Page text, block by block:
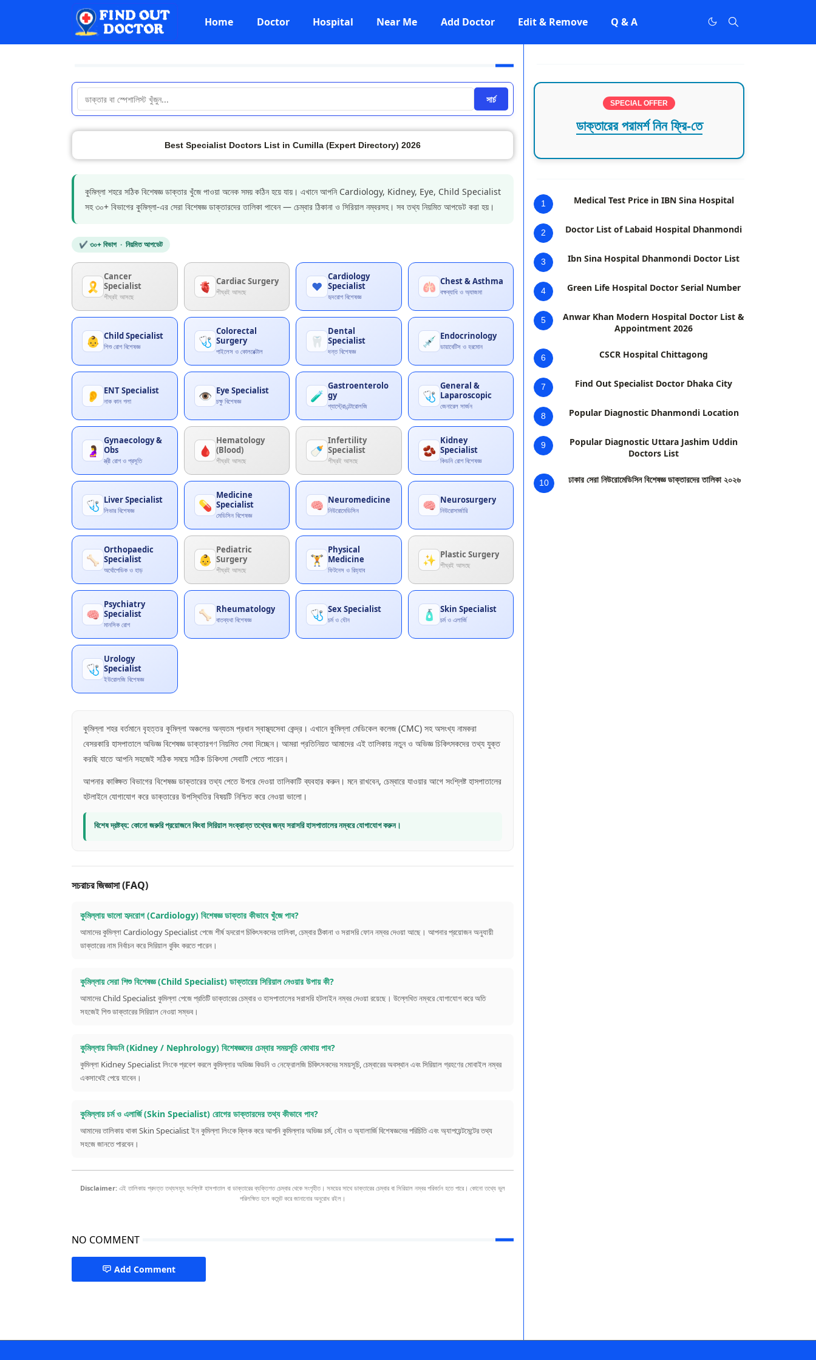
Home Doctor Hospital Near Me Add Doctor Edit & Remove Q & A
সার্চ
Best Specialist Doctors List in Cumilla (Expert Directory) 2026
কুমিল্লা শহরে সঠিক বিশেষজ্ঞ ডাক্তার খুঁজে পাওয়া অনেক সময় কঠিন হয়ে যায়। এখানে আপনি Cardiology, Kidney, Eye, Child Specialist
সহ ৩০+ বিভাগের কুমিল্লা-এর সেরা বিশেষজ্ঞ ডাক্তারদের তালিকা পাবেন — চেম্বার ঠিকানা ও সিরিয়াল নম্বরসহ। সব তথ্য নিয়মিত আপডেট করা হয়।
✔ ৩০+ বিভাগ · নিয়মিত আপডেট
🎗️
Cancer
Specialist
শীঘ্রই আসছে
🫀 Cardiac Surgery
শীঘ্রই আসছে ❤️
Cardiology
Specialist
হৃদরোগ বিশেষজ্ঞ
🫁 Chest & Asthma
বক্ষব্যাধি ও অ্যাজমা
👶 Child Specialist
শিশু রোগ বিশেষজ্ঞ 🩺
Colorectal
Surgery
পাইলেস ও কোলরেক্টাল
🦷
Dental
Specialist
দন্ত বিশেষজ্ঞ
💉 Endocrinology
ডায়াবেটিস ও হরমোন
👂 ENT Specialist
নাক কান গলা 👁️ Eye Specialist
চক্ষু বিশেষজ্ঞ 🧪
Gastroenterolo
gy
গ্যাস্ট্রোএন্টারোলজি
🩺
General &
Laparoscopic
জেনারেল সার্জন
🤰
Gynaecology &
Obs
স্ত্রী রোগ ও প্রসূতি
🩸
Hematology
(Blood)
শীঘ্রই আসছে
🍼
Infertility
Specialist
শীঘ্রই আসছে
🫘
Kidney
Specialist
কিডনি রোগ বিশেষজ্ঞ
🩺 Liver Specialist
লিভার বিশেষজ্ঞ 💊
Medicine
Specialist
মেডিসিন বিশেষজ্ঞ
🧠 Neuromedicine
নিউরোমেডিসিন 🧠 Neurosurgery
নিউরোসার্জারি
🦴
Orthopaedic
Specialist
অর্থোপেডিক ও হাড়
👶
Pediatric
Surgery
শীঘ্রই আসছে
🏋️
Physical
Medicine
ফিটনেস ও রিহ্যাব
✨ Plastic Surgery
শীঘ্রই আসছে
🧠
Psychiatry
Specialist
মানসিক রোগ
🦴 Rheumatology
বাতব্যথা বিশেষজ্ঞ 🩺 Sex Specialist
চর্ম ও যৌন 🧴 Skin Specialist
চর্ম ও এলার্জি
🩺
Urology
Specialist
ইউরোলজি বিশেষজ্ঞ
কুমিল্লা শহর বর্তমানে বৃহত্তর কুমিল্লা অঞ্চলের অন্যতম প্রধান স্বাস্থ্যসেবা কেন্দ্র। এখানে কুমিল্লা মেডিকেল কলেজ (CMC) সহ অসংখ্য নামকরা
বেসরকারি হাসপাতালে অভিজ্ঞ বিশেষজ্ঞ ডাক্তারগণ নিয়মিত সেবা দিচ্ছেন। আমরা প্রতিনিয়ত আমাদের এই তালিকায় নতুন ও অভিজ্ঞ চিকিৎসকদের তথ্য যুক্ত
করছি যাতে আপনি সহজেই সঠিক সময়ে সঠিক চিকিৎসা সেবাটি পেতে পারেন।
আপনার কাঙ্ক্ষিত বিভাগের বিশেষজ্ঞ ডাক্তারের তথ্য পেতে উপরে দেওয়া তালিকাটি ব্যবহার করুন। মনে রাখবেন, চেম্বারে যাওয়ার আগে সংশ্লিষ্ট হাসপাতালের
হটলাইনে যোগাযোগ করে ডাক্তারের উপস্থিতির বিষয়টি নিশ্চিত করে নেওয়া ভালো।
বিশেষ দ্রষ্টব্য: কোনো জরুরি প্রয়োজনে কিংবা সিরিয়াল সংক্রান্ত তথ্যের জন্য সরাসরি হাসপাতালের নম্বরে যোগাযোগ করুন।
সচরাচর জিজ্ঞাসা (FAQ)
কুমিল্লায় ভালো হৃদরোগ (Cardiology) বিশেষজ্ঞ ডাক্তার কীভাবে খুঁজে পাব?
আমাদের কুমিল্লা Cardiology Specialist পেজে শীর্ষ হৃদরোগ চিকিৎসকদের তালিকা, চেম্বার ঠিকানা ও সরাসরি ফোন নম্বর দেওয়া আছে। আপনার প্রয়োজন অনুযায়ী
ডাক্তারের নাম নির্বাচন করে সিরিয়াল বুকিং করতে পারেন।
কুমিল্লায় সেরা শিশু বিশেষজ্ঞ (Child Specialist) ডাক্তারের সিরিয়াল নেওয়ার উপায় কী?
আমাদের Child Specialist কুমিল্লা পেজে প্রতিটি ডাক্তারের চেম্বার ও হাসপাতালের সরাসরি হটলাইন নম্বর দেওয়া রয়েছে। উল্লেখিত নম্বরে যোগাযোগ করে অতি
সহজেই শিশু ডাক্তারের সিরিয়াল নেওয়া সম্ভব।
কুমিল্লায় কিডনি (Kidney / Nephrology) বিশেষজ্ঞদের চেম্বার সময়সূচি কোথায় পাব?
কুমিল্লা Kidney Specialist লিংকে প্রবেশ করলে কুমিল্লার অভিজ্ঞ কিডনি ও নেফ্রোলজি চিকিৎসকদের সময়সূচি, চেম্বারের অবস্থান এবং সিরিয়াল গ্রহণের মোবাইল নম্বর
একসাথেই পেয়ে যাবেন।
কুমিল্লায় চর্ম ও এলার্জি (Skin Specialist) রোগের ডাক্তারদের তথ্য কীভাবে পাব?
আমাদের তালিকায় থাকা Skin Specialist ইন কুমিল্লা লিংকে ক্লিক করে আপনি কুমিল্লার অভিজ্ঞ চর্ম, যৌন ও অ্যালার্জি বিশেষজ্ঞদের পরিচিতি এবং অ্যাপয়েন্টমেন্টের তথ্য
সহজে জানতে পারবেন।
Disclaimer: এই তালিকায় প্রদত্ত তথ্যসমূহ সংশ্লিষ্ট হাসপাতাল বা ডাক্তারের ব্যক্তিগত চেম্বার থেকে সংগৃহীত। সময়ের সাথে ডাক্তারের চেম্বার বা সিরিয়াল নম্বর পরিবর্তন হতে পারে। কোনো তথ্যে ভুল
পরিলক্ষিত হলে কমেন্ট করে জানানোর অনুরোধ রইল।
NO COMMENT
Add Comment
SPECIAL OFFER
ডাক্তারের পরামর্শ নিন ফ্রি-তে
1 Medical Test Price in IBN Sina Hospital
2 Doctor List of Labaid Hospital Dhanmondi
3 Ibn Sina Hospital Dhanmondi Doctor List
4 Green Life Hospital Doctor Serial Number
5
Anwar Khan Modern Hospital Doctor List &
Appointment 2026
6 CSCR Hospital Chittagong
7 Find Out Specialist Doctor Dhaka City
8 Popular Diagnostic Dhanmondi Location
9
Popular Diagnostic Uttara Jashim Uddin
Doctors List
10 ঢাকার সেরা নিউরোমেডিসিন বিশেষজ্ঞ ডাক্তারদের তালিকা ২০২৬